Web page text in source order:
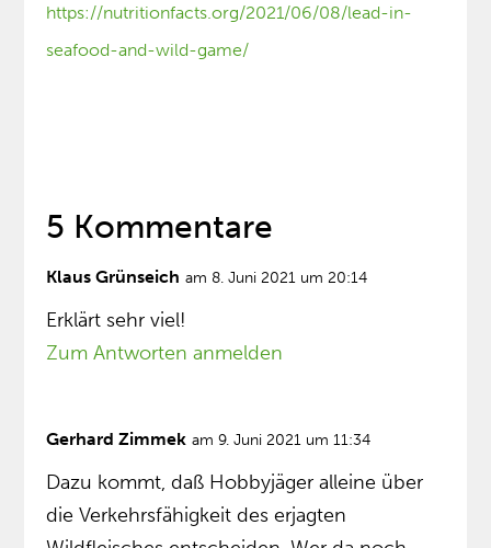
https://nutritionfacts.org/2021/06/08/lead-in-
seafood-and-wild-game/
5 Kommentare
Klaus Grünseich am 8. Juni 2021 um 20:14
Erklärt sehr viel!
Zum Antworten anmelden
Gerhard Zimmek am 9. Juni 2021 um 11:34
Dazu kommt, daß Hobbyjäger alleine über
die Verkehrsfähigkeit des erjagten